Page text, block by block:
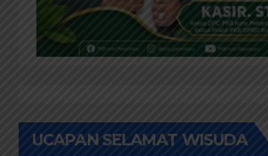
UCAPAN SELAMAT WISUDA